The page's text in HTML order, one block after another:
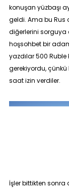
konuşan yüzbaşı
geldi. Ama bu Rus
diğerlerini
hoşsohbet bir
yazdılar 500
gerekiyordu,
saat izin verdiler.
İşler bittikten